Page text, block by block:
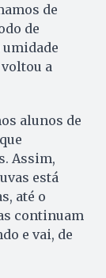
de
de
a
alunos de
Assim,
está
até o
continuam
e vai, de